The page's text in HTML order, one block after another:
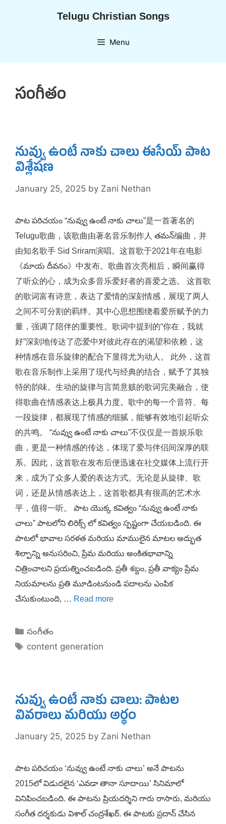
Telugu Christian Songs
Menu
సంగీతం
నువ్వు ఉంటే నాకు చాలు ఈసేయ్ పాట
విశ్లేషణ
January 25, 2025 by Zani Nethan
పాట పరిచయం “నువ్వు ఉంటే నాకు చాలు”是一首著名的
Telugu歌曲，该歌曲由著名音乐制作人 తమన్编曲，并
由知名歌手 Sid Sriram演唱。这首歌于2021年在电影
《మాయ దీవనం》中发布。歌曲首次亮相后，瞬间赢得
了听众的心，成为众多音乐爱好者的喜爱之选。 这首歌
的歌词富有诗意，表达了爱情的深刻情感，展现了两人
之间不可分割的羁绊。其中心思想围绕着爱所赋予的力
量，强调了陪伴的重要性。歌词中提到的“你在，我就
好”深刻地传达了恋爱中对彼此存在的渴望和依赖，这
种情感在音乐旋律的配合下显得尤为动人。 此外，这首
歌在音乐制作上采用了现代与经典的结合，赋予了其独
特的韵味。生动的旋律与言简意赅的歌词完美融合，使
得歌曲在情感表达上极具力度。歌中的每一个音符、每
一段旋律，都展现了情感的细腻，能够有效地引起听众
的共鸣。 “నువ్వు ఉంటే నాకు చాలు”不仅仅是一首娱乐歌
曲，更是一种情感的传达，体现了爱与伴侣间深厚的联
系。因此，这首歌在发布后便迅速在社交媒体上流行开
来，成为了众多人爱的表达方式。无论是从旋律、歌
词，还是从情感表达上，这首歌都具有很高的艺术水
平，值得一听。 పాట యొక్క కవిత్వం “నువ్వు ఉంటే నాకు
చాలు” పాటలోని లిరిక్స్ లో కవిత్వం స్పష్టంగా చేయబడింది. ఈ
పాటలో భావాల సరళత మరియు మాములైన మాటల అద్భుత
శిల్పాన్ని అనుసరించి, ప్రేమ మరియు అంకితభావాన్ని
చిత్రించాలని ప్రయత్నించబడింది. ప్రతీ శబ్దం, ప్రతీ వాక్యం ప్రేమ
నియమాలను ప్రతి మూడింటనుండి పదాలను ఎంపిక
చేసుకుంటుంది, … Read more
Categories
సంగీతం
Tags
content generation
నువ్వు ఉంటే నాకు చాలు: పాటల
వివరాలు మరియు అర్థం
January 25, 2025 by Zani Nethan
పాట పరిచయం ‘నువ్వు ఉంటే నాకు చాలు’ అనే పాటను
2015లో విడుదలైన ‘ఎవడా తానా సూదాయి’ సినిమాలో
వినిపించబడింది. ఈ పాటను ప్రియదర్శిని గారు రాసారు, మరియు
సంగీత దర్శకుడు విశాల్ చంద్రశేఖర్. ఈ పాటకు ప్రదాన్ చేసిన